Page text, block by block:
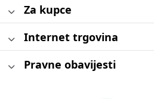
Za kupce
Internet trgovina
Pravne obavijesti